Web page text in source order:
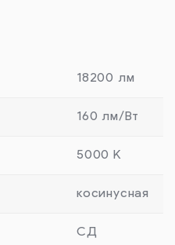
18200 лм
160 лм/Вт
5000 К
косинусная
СД